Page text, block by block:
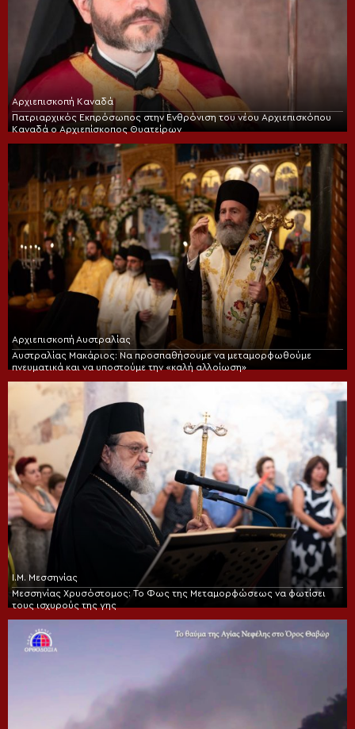
Αρχιεπισκοπή Καναδά
Πατριαρχικός Εκπρόσωπος στην Ενθρόνιση του νέου Αρχιεπισκόπου
Καναδά ο Αρχιεπίσκοπος Θυατείρων
Αρχιεπισκοπή Αυστραλίας
Αυστραλίας Μακάριος: Να προσπαθήσουμε να μεταμορφωθούμε
πνευματικά και να υποστούμε την «καλή αλλοίωση»
Ι.Μ. Μεσσηνίας
Μεσσηνίας Χρυσόστομος: Το Φως της Μεταμορφώσεως να φωτίσει
τους ισχυρούς της γης